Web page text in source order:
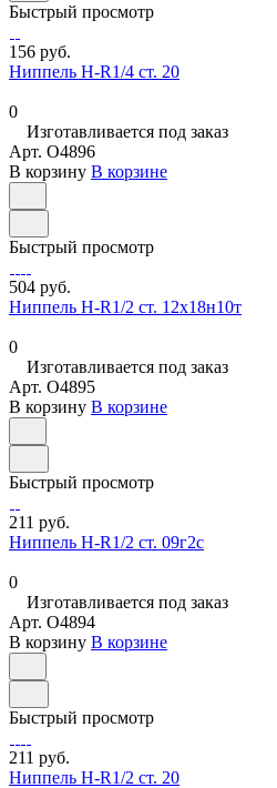
Быстрый просмотр
156 руб.
Ниппель Н-R1/4 ст. 20
0
Изготавливается под заказ
Арт. O4896
В корзину В корзине
Быстрый просмотр
504 руб.
Ниппель Н-R1/2 ст. 12х18н10т
0
Изготавливается под заказ
Арт. O4895
В корзину В корзине
Быстрый просмотр
211 руб.
Ниппель Н-R1/2 ст. 09г2с
0
Изготавливается под заказ
Арт. O4894
В корзину В корзине
Быстрый просмотр
211 руб.
Ниппель Н-R1/2 ст. 20